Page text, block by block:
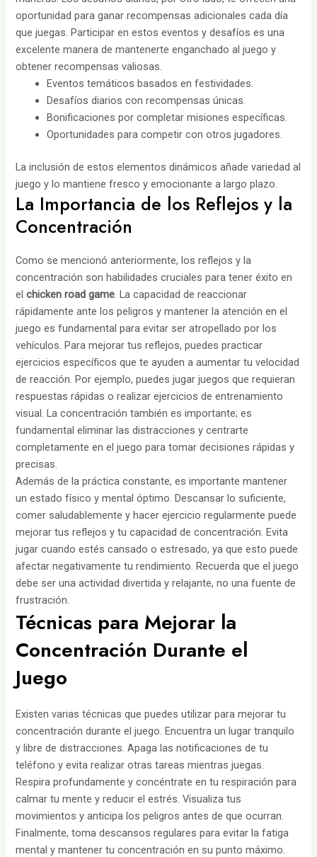
oportunidad para ganar recompensas adicionales cada día
que juegas. Participar en estos eventos y desafíos es una
excelente manera de mantenerte enganchado al juego y
obtener recompensas valiosas.
Eventos temáticos basados en festividades.
Desafíos diarios con recompensas únicas.
Bonificaciones por completar misiones específicas.
Oportunidades para competir con otros jugadores.
La inclusión de estos elementos dinámicos añade variedad al
juego y lo mantiene fresco y emocionante a largo plazo.
La Importancia de los Reflejos y la
Concentración
Como se mencionó anteriormente, los reflejos y la
concentración son habilidades cruciales para tener éxito en
elchicken road game . La capacidad de reaccionar
rápidamente ante los peligros y mantener la atención en el
juego es fundamental para evitar ser atropellado por los
vehículos. Para mejorar tus reflejos, puedes practicar
ejercicios específicos que te ayuden a aumentar tu velocidad
de reacción. Por ejemplo, puedes jugar juegos que requieran
respuestas rápidas o realizar ejercicios de entrenamiento
visual. La concentración también es importante; es
fundamental eliminar las distracciones y centrarte
completamente en el juego para tomar decisiones rápidas y
precisas.
Además de la práctica constante, es importante mantener
un estado físico y mental óptimo. Descansar lo suficiente,
comer saludablemente y hacer ejercicio regularmente puede
mejorar tus reflejos y tu capacidad de concentración. Evita
jugar cuando estés cansado o estresado, ya que esto puede
afectar negativamente tu rendimiento. Recuerda que el juego
debe ser una actividad divertida y relajante, no una fuente de
frustración.
Técnicas para Mejorar la
Concentración Durante el
Juego
Existen varias técnicas que puedes utilizar para mejorar tu
concentración durante el juego. Encuentra un lugar tranquilo
y libre de distracciones. Apaga las notificaciones de tu
teléfono y evita realizar otras tareas mientras juegas.
Respira profundamente y concéntrate en tu respiración para
calmar tu mente y reducir el estrés. Visualiza tus
movimientos y anticipa los peligros antes de que ocurran.
Finalmente, toma descansos regulares para evitar la fatiga
mental y mantener tu concentración en su punto máximo.